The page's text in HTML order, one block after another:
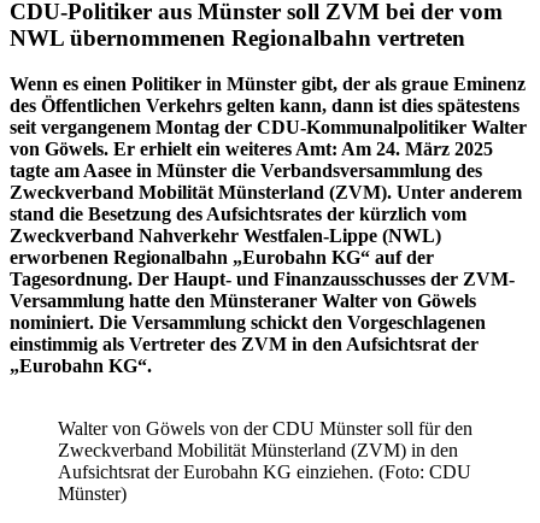
CDU-Politiker aus Münster soll ZVM bei der vom
NWL übernommenen Regionalbahn vertreten
Wenn es einen Politiker in Münster gibt, der als graue Eminenz
des Öffentlichen Verkehrs gelten kann, dann ist dies spätestens
seit vergangenem Montag der CDU-Kommunalpolitiker Walter
von Göwels. Er erhielt ein weiteres Amt: Am 24. März 2025
tagte am Aasee in Münster die Verbandsversammlung des
Zweckverband Mobilität Münsterland (ZVM). Unter anderem
stand die Besetzung des Aufsichtsrates der kürzlich vom
Zweckverband Nahverkehr Westfalen-Lippe (NWL)
erworbenen Regionalbahn „Eurobahn KG“ auf der
Tagesordnung. Der Haupt- und Finanzausschusses der ZVM-
Versammlung hatte den Münsteraner Walter von Göwels
nominiert. Die Versammlung schickt den Vorgeschlagenen
einstimmig als Vertreter des ZVM in den Aufsichtsrat der
„Eurobahn KG“.
Walter von Göwels von der CDU Münster soll für den
Zweckverband Mobilität Münsterland (ZVM) in den
Aufsichtsrat der Eurobahn KG einziehen. (Foto: CDU
Münster)